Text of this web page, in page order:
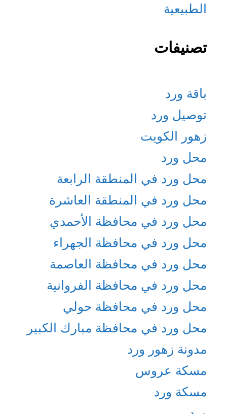
الطبيعية
تصنيفات
باقة ورد
توصيل ورد
زهور الكويت
محل ورد
محل ورد في المنطقة الرابعة
محل ورد في المنطقة العاشرة
محل ورد في محافظة الأحمدي
محل ورد في محافظة الجهراء
محل ورد في محافظة العاصمة
محل ورد في محافظة الفروانية
محل ورد في محافظة حولي
محل ورد في محافظة مبارك الكبير
مدونة زهور ورد
مسكة عروس
مسكة ورد